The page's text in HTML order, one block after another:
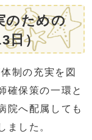
のための
日）
制の充実を図
確保策の一環と
院へ配属しても
ました。